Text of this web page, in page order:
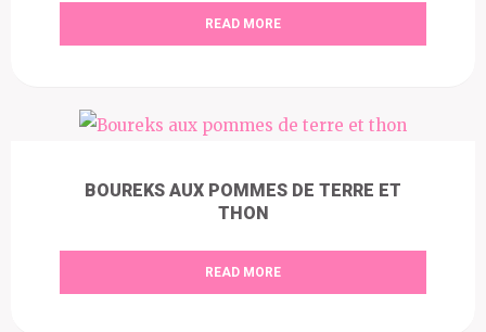
READ MORE
BOUREKS AUX POMMES DE TERRE ET
THON
READ MORE